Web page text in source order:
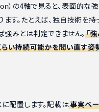
）の4軸で見ると、表面的な
す。たとえば、独自技術を持
みとは判定できません。 「
らい持続可能かを問い直す姿
配置します。記載は事実ベ